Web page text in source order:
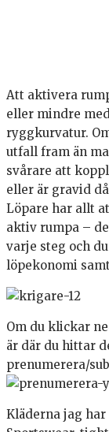
Att aktivera
eller mindre
ryggkurvatur.
utfall fram än
svårare att
eller är gravid
Löpare har allt
aktiv rumpa –
varje steg och
löpekonomi
Om du klickar
är där du hittar
prenumerera/
Kläderna jag